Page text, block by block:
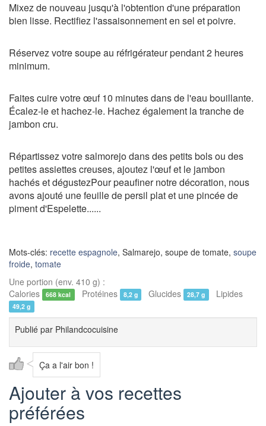
Mixez de nouveau jusqu'à l'obtention d'une préparation
bien lisse. Rectifiez l'assaisonnement en sel et poivre.
Réservez votre soupe au réfrigérateur pendant 2 heures
minimum.
Faites cuire votre œuf 10 minutes dans de l'eau bouillante.
Écalez-le et hachez-le. Hachez également la tranche de
jambon cru.
Répartissez votre salmorejo dans des petits bols ou des
petites assiettes creuses, ajoutez l'œuf et le jambon
hachés et dégustezPour peaufiner notre décoration, nous
avons ajouté une feuille de persil plat et une pincée de
piment d'Espelette......
Mots-clés: recette espagnole, Salmarejo, soupe de tomate, soupe
froide, tomate
Une portion (env. 410 g) :
Calories
668 kcal Protéines 8,2 g Glucides 28,7 g Lipides
49,2 g
Publié par Philandcocuisine
Ça a l'air bon !
Ajouter à vos recettes
préférées